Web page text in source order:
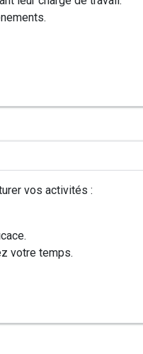
vos activités :
votre temps.